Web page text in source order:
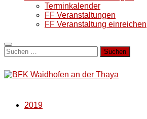
Terminkalender
FF Veranstaltungen
FF Veranstaltung einreichen
Suchen
nach:
2019